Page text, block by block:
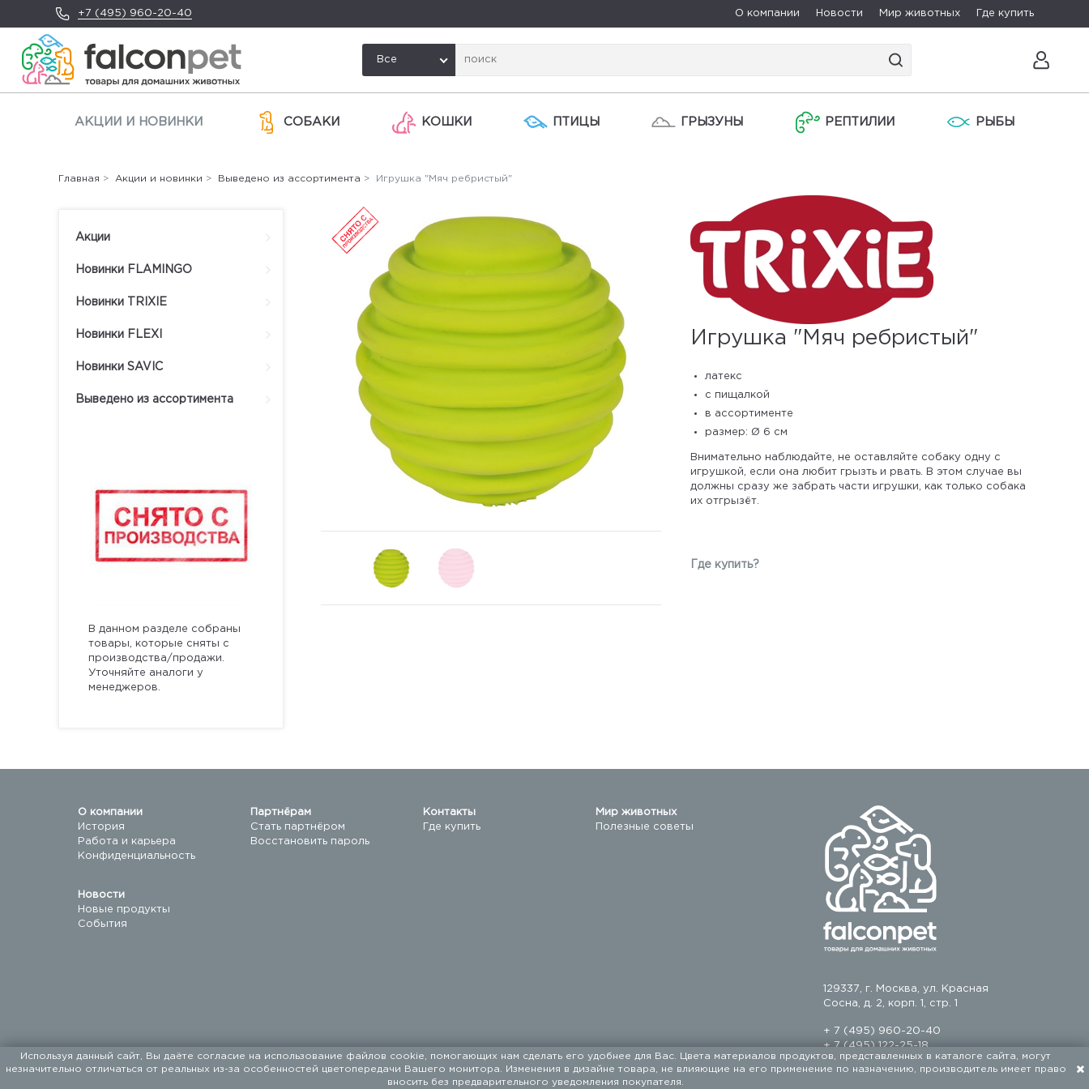
+7 (495) 960-20-40 О компании Новости Мир животных Где купить
Все
АКЦИИ И НОВИНКИ СОБАКИ КОШКИ ПТИЦЫ ГРЫЗУНЫ РЕПТИЛИИ РЫБЫ
Акции
Новинки FLAMINGO
Новинки TRIXIE
Новинки FLEXI
Новинки SAVIC
Выведено из ассортимента
В данном разделе собраны
товары, которые сняты с
производства/продажи.
Уточняйте аналоги у
менеджеров.
Главная > Акции и новинки > Выведено из ассортимента > Игрушка "Мяч ребристый"
Игрушка "Мяч ребристый"
латекс
с пищалкой
в ассортименте
размер: Ø 6 см
Внимательно наблюдайте, не оставляйте собаку одну с
игрушкой, если она любит грызть и рвать. В этом случае вы
должны сразу же забрать части игрушки, как только собака
их отгрызёт.
Где купить?
О компании
История
Работа и карьера
Конфиденциальность
Партнёрам
Стать партнёром
Восстановить пароль
Контакты
Где купить
Мир животных
Полезные советы
Новости
Новые продукты
События
129337, г. Москва, ул. Красная
Сосна, д. 2, корп. 1, стр. 1
+ 7 (495) 960-20-40
+ 7 (495) 122-25-18
ООО «ФАЛКОН ПЕТ». Мы поставляем товары для домашних животных с 1994 года. Разработка сайта — FACE FAMILY
Используя данный сайт, Вы даёте согласие на использование файлов cookie, помогающих нам сделать его удобнее для Вас. Цвета материалов продуктов, представленных в каталоге сайта, могут
незначительно отличаться от реальных из-за особенностей цветопередачи Вашего монитора. Изменения в дизайне товара, не влияющие на его применение по назначению, производитель имеет право
вносить без предварительного уведомления покупателя.